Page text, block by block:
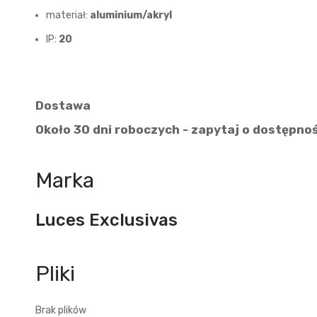
materiał: aluminium/akryl
IP: 20
Dostawa
Około 30 dni roboczych - zapytaj o
Marka
Luces Exclusivas
Brak plików